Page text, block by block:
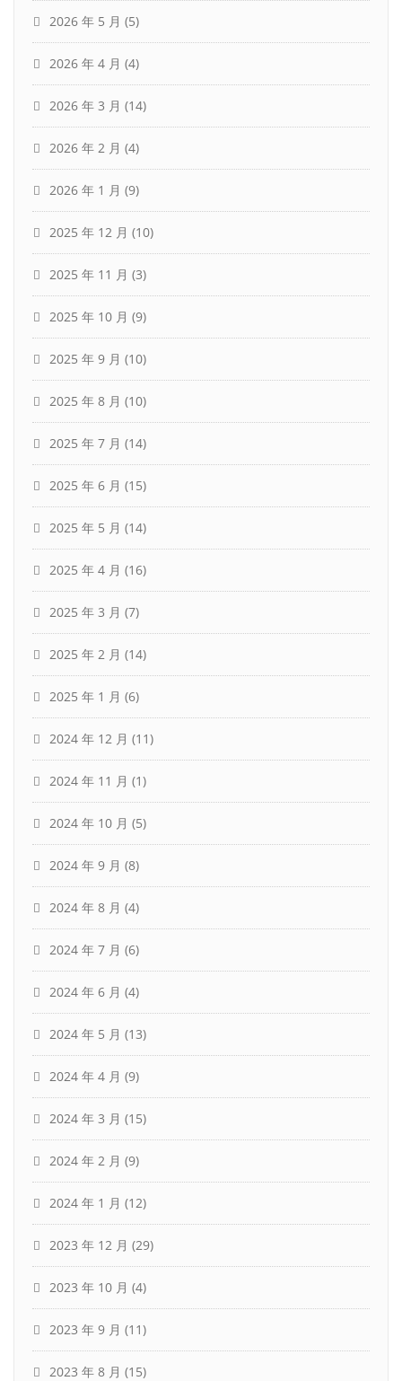
2026 年 5 月 (5)
2026 年 4 月 (4)
2026 年 3 月 (14)
2026 年 2 月 (4)
2026 年 1 月 (9)
2025 年 12 月 (10)
2025 年 11 月 (3)
2025 年 10 月 (9)
2025 年 9 月 (10)
2025 年 8 月 (10)
2025 年 7 月 (14)
2025 年 6 月 (15)
2025 年 5 月 (14)
2025 年 4 月 (16)
2025 年 3 月 (7)
2025 年 2 月 (14)
2025 年 1 月 (6)
2024 年 12 月 (11)
2024 年 11 月 (1)
2024 年 10 月 (5)
2024 年 9 月 (8)
2024 年 8 月 (4)
2024 年 7 月 (6)
2024 年 6 月 (4)
2024 年 5 月 (13)
2024 年 4 月 (9)
2024 年 3 月 (15)
2024 年 2 月 (9)
2024 年 1 月 (12)
2023 年 12 月 (29)
2023 年 10 月 (4)
2023 年 9 月 (11)
2023 年 8 月 (15)